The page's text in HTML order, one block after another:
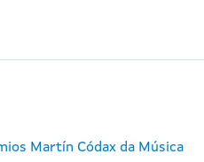
Martín Códax da Música